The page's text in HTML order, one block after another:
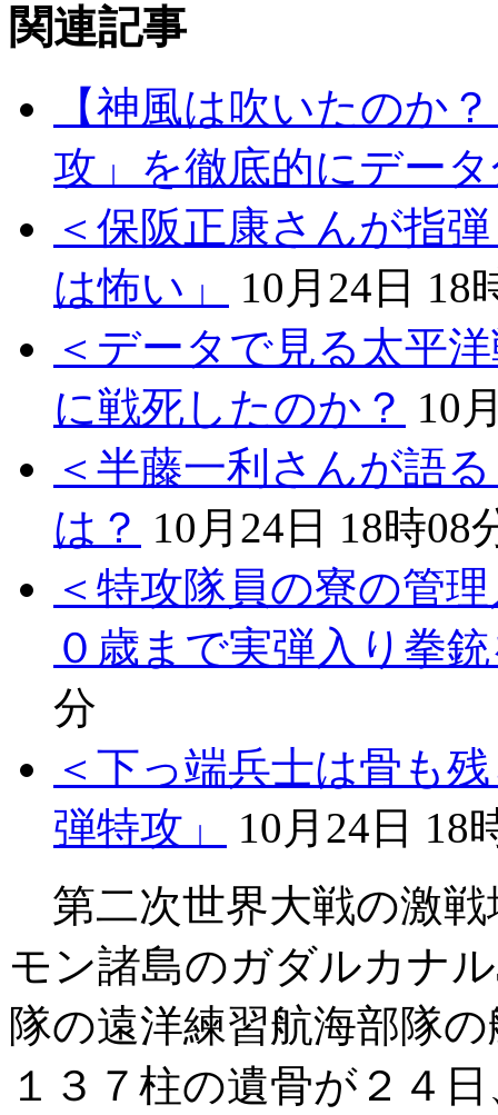
関連記事
【神風は吹いたのか
攻」を徹底的にデー
＜保阪正康さんが指
は怖い」
10月24日 18
＜データで見る太平
に戦死したのか？ 10
＜半藤一利さんが語
は？ 10月24日 18時08
＜特攻隊員の寮の管
０歳まで実弾入り拳
分
＜下っ端兵士は骨も
弾特攻」
10月24日 18
第二次世界大戦の激戦
モン諸島のガダルカナ
隊の遠洋練習航海部隊
１３７柱の遺骨が２４